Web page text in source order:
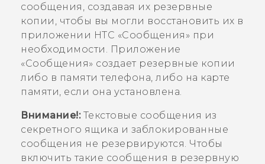
сообщения, создавая их резервные
копии, чтобы вы могли восстановить их в
приложении HTC «Сообщения » при
необходимости. Приложение
«Сообщения» создает резервные копии
либо в памяти телефона, либо на карте
памяти, если она установлена.
Внимание!:Текстовые сообщения из
секретного ящика и заблокированные
сообщения не резервируются. Чтобы
включить такие сообщения в резервную